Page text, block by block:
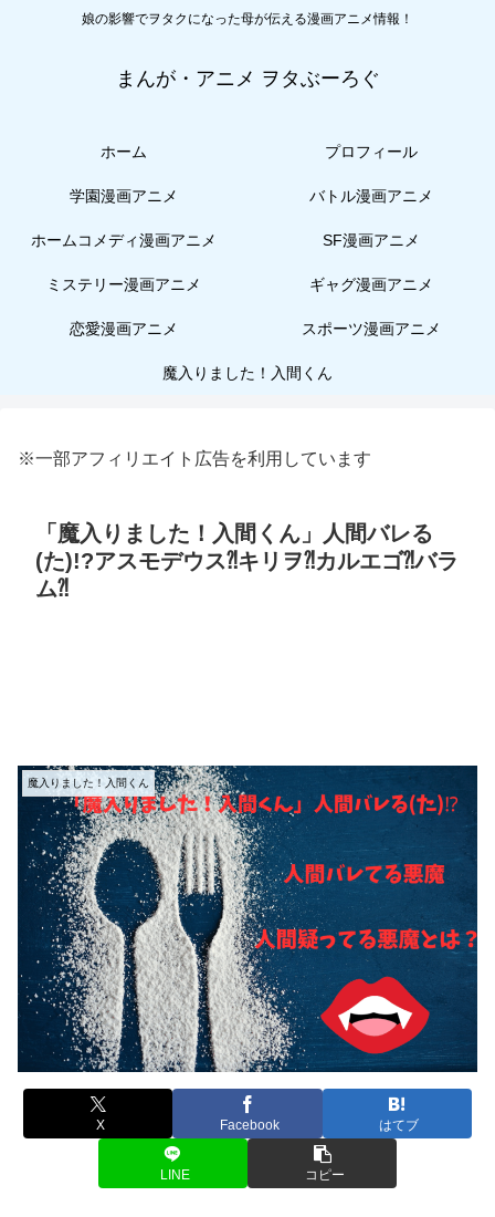
娘の影響でヲタクになった母が伝える漫画アニメ情報！
まんが・アニメ ヲタぶーろぐ
ホーム プロフィール
学園漫画アニメ バトル漫画アニメ
ホームコメディ漫画アニメ SF漫画アニメ
ミステリー漫画アニメ ギャグ漫画アニメ
恋愛漫画アニメ スポーツ漫画アニメ
魔入りました！入間くん
※一部アフィリエイト広告を利用しています
「魔入りました！入間くん」人間バレる
(た)!?アスモデウス⁈キリヲ⁈カルエゴ⁈バラ
ム⁈
魔入りました！入間くん
X Facebook はてブ
LINE コピー